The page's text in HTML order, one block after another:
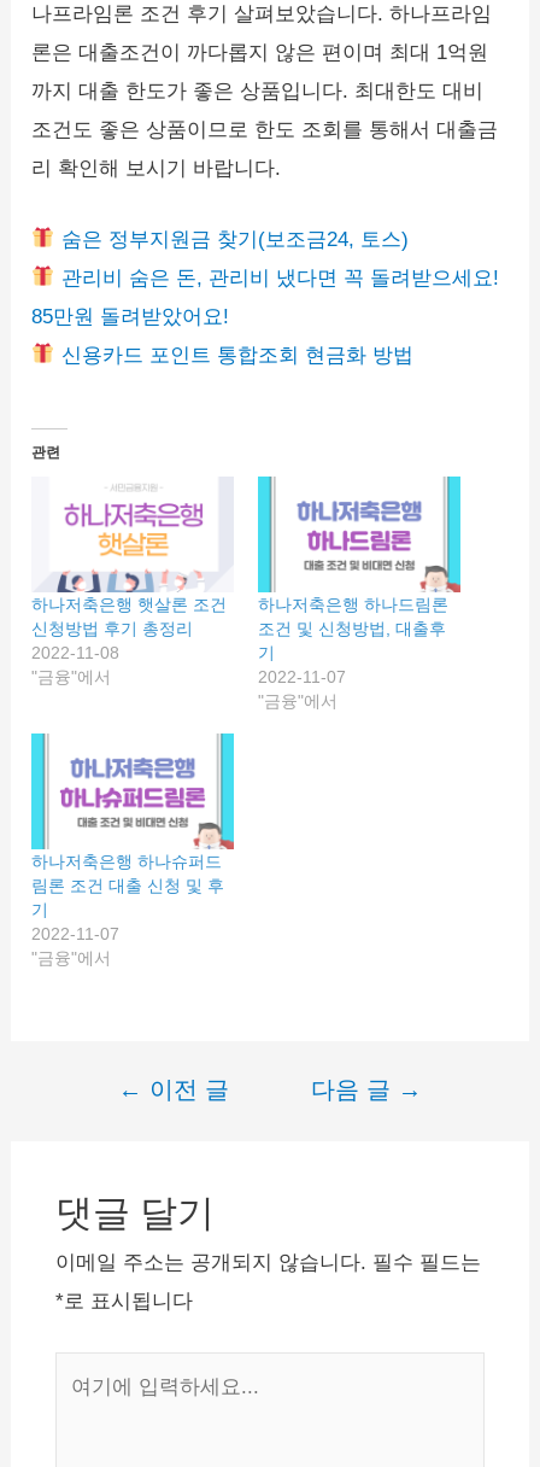
나프라임론 조건 후기 살펴보았습니다. 하나프라임
론은 대출조건이 까다롭지 않은 편이며 최대 1억원
까지 대출 한도가 좋은 상품입니다. 최대한도 대비
조건도 좋은 상품이므로 한도 조회를 통해서 대출금
리 확인해 보시기 바랍니다.
숨은 정부지원금 찾기(보조금24, 토스)
관리비 숨은 돈, 관리비 냈다면 꼭 돌려받으세요!
85만원 돌려받았어요!
신용카드 포인트 통합조회 현금화 방법
관련
하나저축은행 햇살론 조건
신청방법 후기 총정리
2022-11-08
"금융"에서
하나저축은행 하나드림론
조건 및 신청방법, 대출후
기
2022-11-07
"금융"에서
하나저축은행 하나슈퍼드
림론 조건 대출 신청 및 후
기
2022-11-07
"금융"에서
게
← 이전 글 다음 글 →
댓글 달기
이메일 주소는 공개되지 않습니다. 필수 필드는
*로 표시됩니다